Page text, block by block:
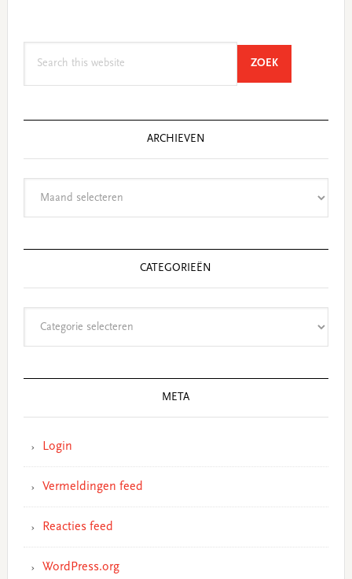
ZOEKSEARCH
ARCHIEVEN
CATEGORIEËN
META
Login
Vermeldingen feed
Reacties feed
WordPress.org